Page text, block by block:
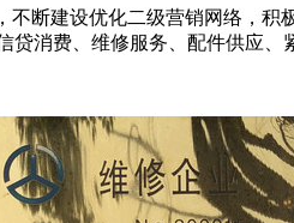
建设优化二级营销网络，积
消费、维修服务、配件供应、